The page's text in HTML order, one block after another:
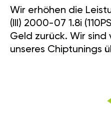
Wir erhöhen die
(III) 2000-07 1.8i
Geld zurück. Wir sind
unseres Chiptunings